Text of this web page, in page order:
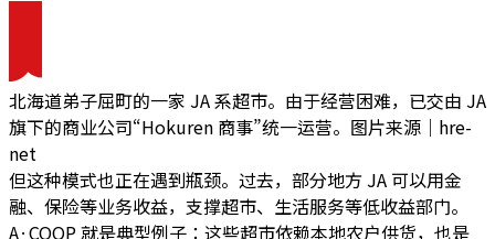
北海道弟子屈町的一家 JA 系超市。由于经营困难，已交由 JA
旗下的商业公司“Hokuren 商事”统一运营。图片来源｜hre-
net
但这种模式也正在遇到瓶颈。过去，部分地方 JA 可以用金
融、保险等业务收益，支撑超市、生活服务等低收益部门。
A·COOP 就是典型例子：这些超市依赖本地农户供货，也是